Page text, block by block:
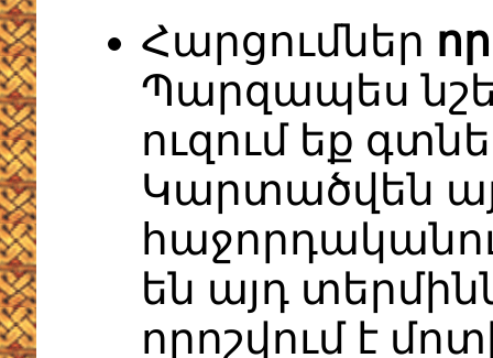
Հարցումներ
Պարզապես
ուզում եք
Կարտածվեն
են այդ
որոշվում է